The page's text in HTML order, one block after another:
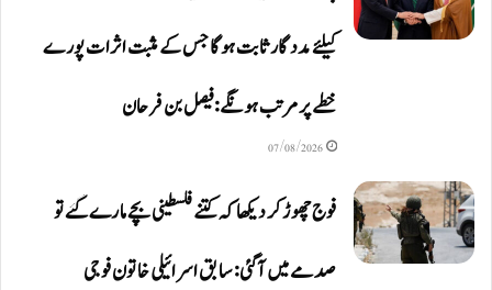
کیلئے مددگار ثابت ہوگا جس کے مثبت اثرات پورے
خطے پر مرتب ہونگے: فیصل بن فرحان
07/08/2026
فوج چھوڑ کر دیکھا کہ کتنے فلسطینی بچے مارے گئے تو
صدمے میں آگئی: سابق اسرائیلی خاتون فوجی